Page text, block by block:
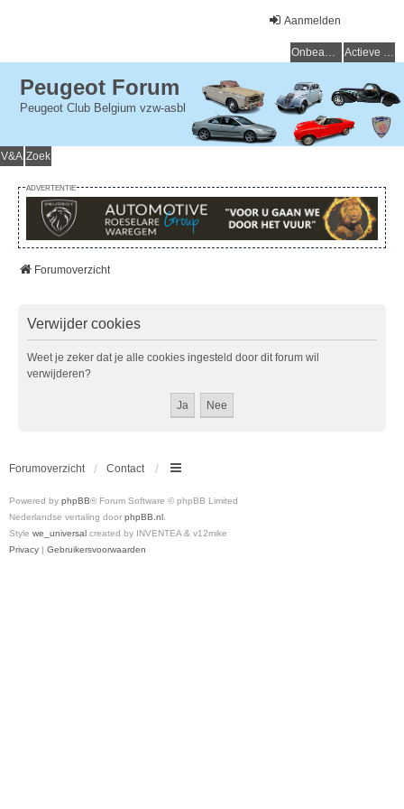
Aanmelden
Onbeantwoorde onderwerpen Actieve onderwerpen
Peugeot Forum
Peugeot Club Belgium vzw-asbl
V&A Zoek
ADVERTENTIE
Forumoverzicht
Verwijder cookies
Weet je zeker dat je alle cookies ingesteld door dit forum wil
verwijderen?
Forumoverzicht Contact
Powered by phpBB® Forum Software © phpBB Limited
Nederlandse vertaling door phpBB.nl.
Style we_universal created by INVENTEA & v12mike
Privacy | Gebruikersvoorwaarden